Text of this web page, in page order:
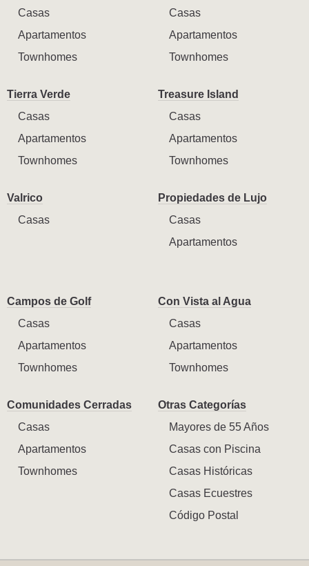
Casas
Apartamentos
Townhomes
Casas
Apartamentos
Townhomes
Tierra Verde
Casas
Apartamentos
Townhomes
Treasure Island
Casas
Apartamentos
Townhomes
Valrico
Casas
Propiedades de Lujo
Casas
Apartamentos
Campos de Golf
Casas
Apartamentos
Townhomes
Con Vista al Agua
Casas
Apartamentos
Townhomes
Comunidades Cerradas
Casas
Apartamentos
Townhomes
Otras Categorías
Mayores de 55 Años
Casas con Piscina
Casas Históricas
Casas Ecuestres
Código Postal